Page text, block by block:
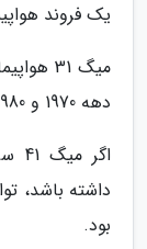
یک فروند
میگ 31
دهه 1970 و 1980 بر می شود.
بود.